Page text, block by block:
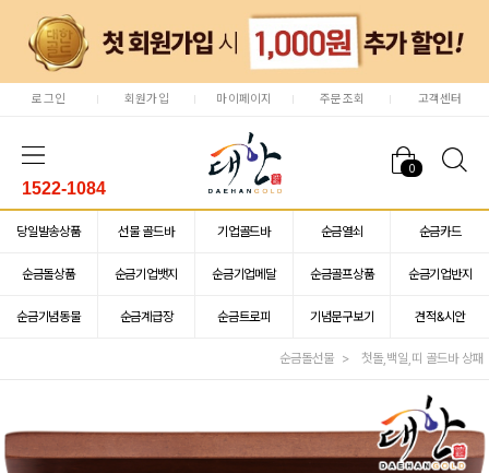
로그인 회원가입 마이페이지 주문조회 고객센터
0
1522-1084
당일발송상품 선물 골드바 기업골드바 순금열쇠 순금카드
순금돌상품 순금기업뱃지 순금기업메달 순금골프상품 순금기업반지
순금기념동물 순금계급장 순금트로피 기념문구보기 견적&시안
순금돌선물 첫돌,백일,띠 골드바 상패